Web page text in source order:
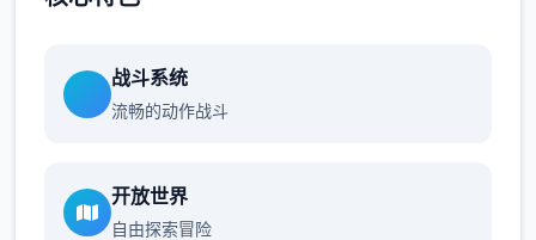
战斗系统
流畅的动作战斗
开放世界
自由探索冒险